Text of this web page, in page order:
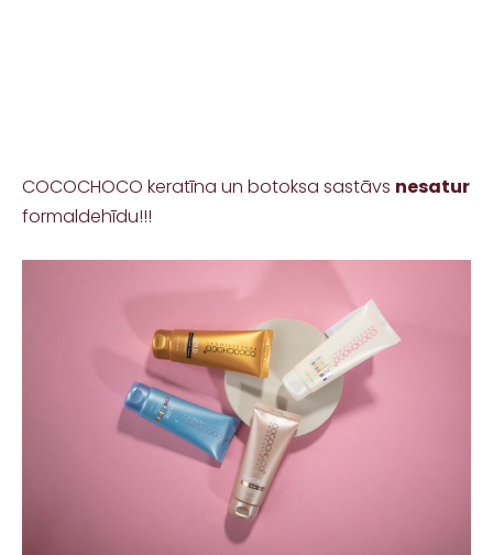
COCOCHOCO keratīna un botoksa sastāvs nesatur
formaldehīdu!!!